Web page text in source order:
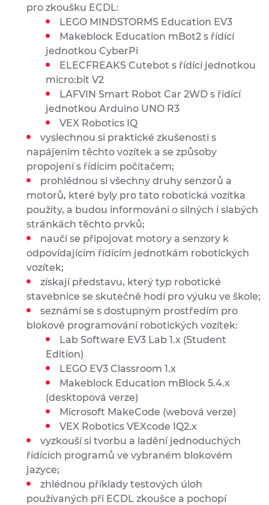
pro zkoušku ECDL:
LEGO MINDSTORMS Education EV3
Makeblock Education mBot2 s řídící
jednotkou CyberPi
ELECFREAKS Cutebot s řídící jednotkou
micro:bit V2
LAFVIN Smart Robot Car 2WD s řídící
jednotkou Arduino UNO R3
VEX Robotics IQ
vyslechnou si praktické zkušenosti s
napájením těchto vozítek a se způsoby
propojení s řídícím počítačem;
prohlédnou si všechny druhy senzorů a
motorů, které byly pro tato robotická vozítka
použity, a budou informováni o silných i slabých
stránkách těchto prvků;
naučí se připojovat motory a senzory k
odpovídajícím řídícím jednotkám robotických
vozítek;
získají představu, který typ robotické
stavebnice se skutečně hodí pro výuku ve škole;
seznámí se s dostupným prostředím pro
blokové programování robotických vozítek:
Lab Software EV3 Lab 1.x (Student
Edition)
LEGO EV3 Classroom 1.x
Makeblock Education mBlock 5.4.x
(desktopová verze)
Microsoft MakeCode (webová verze)
VEX Robotics VEXcode IQ2.x
vyzkouší si tvorbu a ladění jednoduchých
řídících programů ve vybraném blokovém
jazyce;
zhlédnou příklady testových úloh
používaných při ECDL zkoušce a pochopí